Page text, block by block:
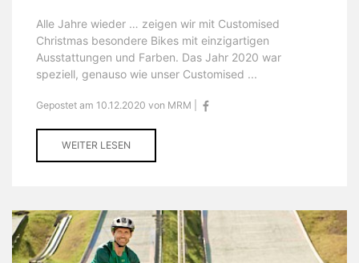
Alle Jahre wieder … zeigen wir mit Customised
Christmas besondere Bikes mit einzigartigen
Ausstattungen und Farben. Das Jahr 2020 war
speziell, genauso wie unser Customised ...
Gepostet am 10.12.2020 von MRM |
WEITER LESEN